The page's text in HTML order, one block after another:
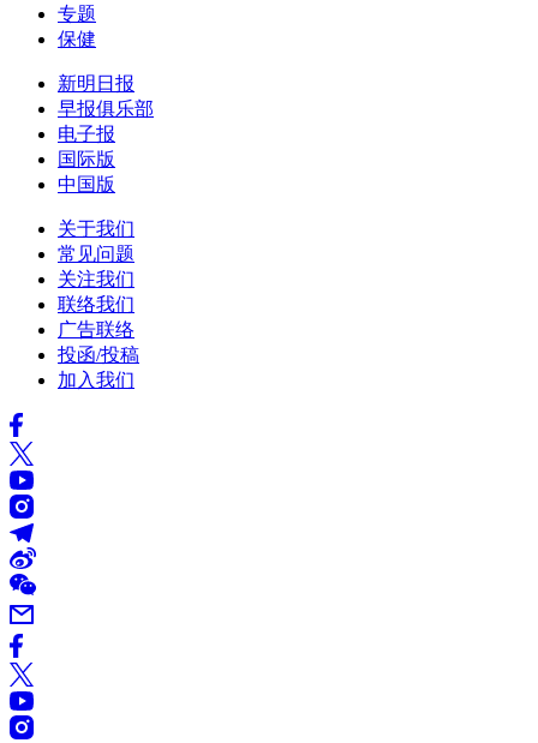
专题
保健
新明日报
早报俱乐部
电子报
国际版
中国版
关于我们
常见问题
关注我们
联络我们
广告联络
投函/投稿
加入我们